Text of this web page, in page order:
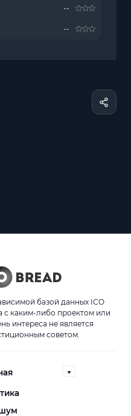
--
--
базой данных ICO
с каким-либо проектом или
интереса не является
советом.